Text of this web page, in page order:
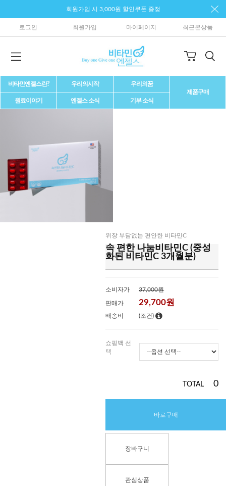
회원가입 시 3,000원 할인쿠폰 증정
로그인 회원가입 마이페이지 최근본상품
비타민엔젤스란? 우리의시작
우리의꿈
제품구매
원료이야기
엔젤스 소식 기부 소식
위장 부담없는 편안한 비타민C
속 편한 나눔비타민C (중성
화된 비타민C 3개월분)
소비자가 37,000원
판매가 29,700원
배송비 (조건)
쇼핑백 선
택
TOTAL 0
바로구매
장바구니
관심상품